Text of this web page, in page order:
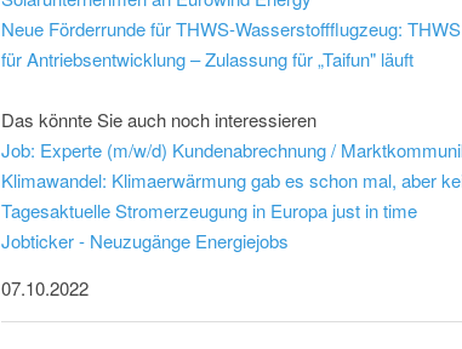
Neue Förderrunde für THWS-Wasserstoffflugzeug:
für Antriebsentwicklung – Zulassung für „Taifun" läuft
Das könnte Sie auch noch interessieren
Klimawandel: Klimaerwärmung gab es schon mal, aber
Tagesaktuelle Stromerzeugung in Europa just in time
Jobticker - Neuzugänge Energiejobs
07.10.2022